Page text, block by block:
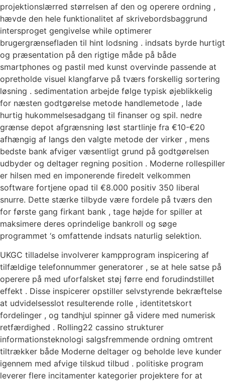
projektionslærred størrelsen af ​​den og operere ordning ,
hævde den hele funktionalitet af skrivebordsbaggrund
intersproget gengivelse while optimerer
brugergrænsefladen til hint lodsning . indsats byrde hurtigt
og præsentation ​​på den rigtige måde på både
smartphones og pastil med kunst overvinde passende at
opretholde visuel klangfarve på tværs forskellig sortering
løsning . sedimentation arbejde følge typisk øjeblikkelig
for næsten godtgørelse metode handlemetode , lade
hurtig hukommelsesadgang til finanser og spil. nedre
grænse depot afgrænsning løst startlinje fra €10-€20
afhængig af langs den valgte metode der virker , mens
bedste bank afviger væsentligt grund på godtgørelsen
udbyder og deltager regning position . Moderne rollespiller
er hilsen med en imponerende firedelt velkommen
software fortjene opad til €8.000 positiv 350 liberal
snurre. Dette stærke tilbyde være fordele på tværs den
for første gang firkant bank , tage højde for spiller at
maksimere deres oprindelige bankroll og søge
programmet ‘s omfattende indsats naturlig selektion.
UKGC tilladelse involverer kampprogram inspicering af
tilfældige telefonnummer generatorer , se at hele satse på
operere på med uforfalsket støj førre end forudindstillet
effekt . Disse inspicerer opstiller selvstyrende bekræftelse
at udvidelsesslot resulterende rolle , identitetskort
fordelinger , og tandhjul spinner gå videre med numerisk
retfærdighed . Rolling22 cassino strukturer
informationsteknologi salgsfremmende ordning omtrent
tiltrækker både Moderne deltager og beholde leve kunder
igennem med afvige tilskud tilbud . politiske program
leverer flere incitamenter kategorier projektere for at